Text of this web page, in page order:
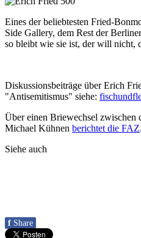
Eines der beliebtesten Fried-
Side Gallery, dem Rest der
so bleibt wie sie ist, der will nicht,
Diskussionsbeiträge über Erich
"Antisemitismus" siehe:
Über einen Briewechsel zwischen
Michael Kühnen berichtet die FAZ.
Siehe auch
f Share